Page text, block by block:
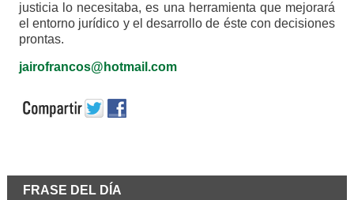
justicia lo necesitaba, es una herramienta que mejorará
el entorno jurídico y el desarrollo de éste con decisiones
prontas.
jairofrancos@hotmail.com
FRASE DEL DÍA